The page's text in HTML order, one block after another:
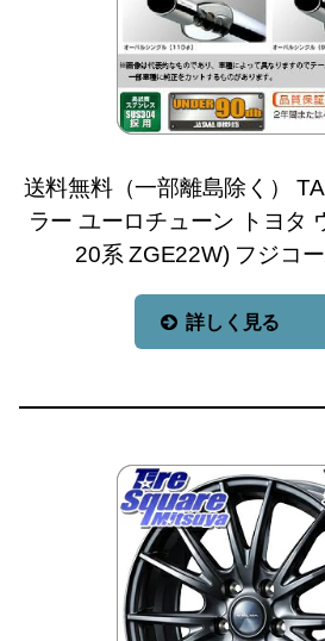
送料無料（一部離島除く）
ラー ユーロチューン トヨタ
20系 ZGE22W) フジコ
詳しく見る